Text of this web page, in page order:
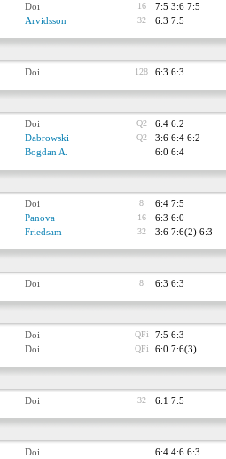
Doi 16 7:5 3:6 7:5
Arvidsson 32 6:3 7:5
Doi 128 6:3 6:3
Doi Q2 6:4 6:2
Dabrowski Q2 3:6 6:4 6:2
Bogdan A. 6:0 6:4
Doi 8 6:4 7:5
Panova 16 6:3 6:0
Friedsam 32 3:6 7:6(2) 6:3
Doi 8 6:3 6:3
Doi QFi 7:5 6:3
Doi QFi 6:0 7:6(3)
Doi 32 6:1 7:5
Doi 6:4 4:6 6:3